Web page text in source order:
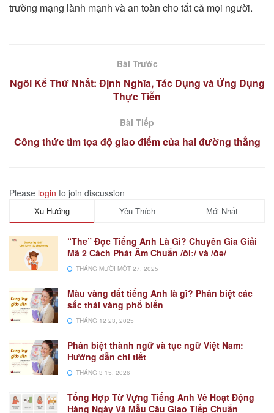
trường mạng lành mạnh và an toàn cho tất cả mọi người.
Bài Trước
Ngôi Kể Thứ Nhất: Định Nghĩa, Tác Dụng và Ứng Dụng
Thực Tiễn
Bài Tiếp
Công thức tìm tọa độ giao điểm của hai đường thẳng
Please login to join discussion
Xu Hướng Yêu Thích Mới Nhất
“The” Đọc Tiếng Anh Là Gì? Chuyên Gia Giải
Mã 2 Cách Phát Âm Chuẩn /ðiː/ và /ðə/
THÁNG MƯỜI MỘT 27, 2025
Màu vàng đất tiếng Anh là gì? Phân biệt các
sắc thái vàng phổ biến
THÁNG 12 23, 2025
Phân biệt thành ngữ và tục ngữ Việt Nam:
Hướng dẫn chi tiết
THÁNG 3 15, 2026
Tổng Hợp Từ Vựng Tiếng Anh Về Hoạt Động
Hàng Ngày Và Mẫu Câu Giao Tiếp Chuẩn